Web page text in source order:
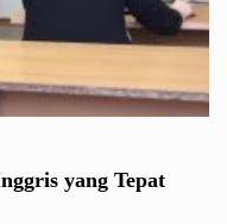
yang Tepat